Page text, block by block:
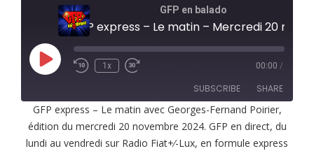
GFP en balado
Play
Episode
1x 00:00 /
SUBSCRIBE SHARE
RSS FEED
SHARE
GFP express – Le matin avec Georges-Fernand Poirier,
édition du mercredi 20 novembre 2024. GFP en direct, du
lundi au vendredi sur Radio Fiat+⁄-Lux, en formule express